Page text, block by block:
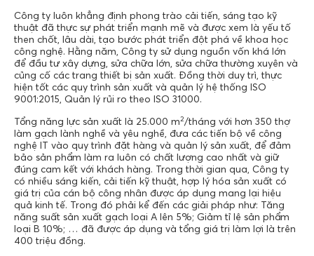
Công ty luôn khẳng định phong trào cải tiến, sáng tạo kỹ
thuật đã thực sự phát triển mạnh mẽ và được xem là yếu tố
then chốt, lâu dài, tạo bước phát triển đột phá về khoa học
công nghệ. Hằng năm, Công ty sử dụng nguồn vốn khá lớn
để đầu tư xây dựng, sửa chữa lớn, sửa chữa thường xuyên và
củng cố các trang thiết bị sản xuất. Đồng thời duy trì, thực
hiện tốt các quy trình sản xuất và quản lý hệ thống ISO
9001:2015, Quản lý rủi ro theo ISO 31000.
Tổng năng lực sản xuất là 25.000 m2/tháng với hơn 350 thợ
làm gạch lành nghề và yêu nghề, đưa các tiến bộ về công
nghệ IT vào quy trình đặt hàng và quản lý sản xuất, để đảm
bảo sản phẩm làm ra luôn có chất lượng cao nhất và giữ
đúng cam kết với khách hàng. Trong thời gian qua, Công ty
có nhiều sáng kiến, cải tiến kỹ thuật, hợp lý hóa sản xuất có
giá trị của cán bộ công nhân được áp dụng mang lại hiệu
quả kinh tế. Trong đó phải kể đến các giải pháp như: Tăng
năng suất sản xuất gạch loại A lên 5%; Giảm tỉ lệ sản phẩm
loại B 10%; … đã được áp dụng và tổng giá trị làm lợi là trên
400 triệu đồng.